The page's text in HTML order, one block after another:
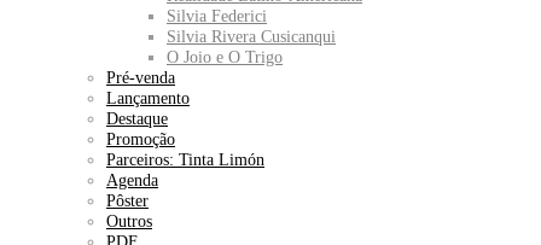
Silvia Federici
Silvia Rivera Cusicanqui
O Joio e O Trigo
Pré-venda
Lançamento
Destaque
Promoção
Parceiros: Tinta Limón
Agenda
Pôster
Outros